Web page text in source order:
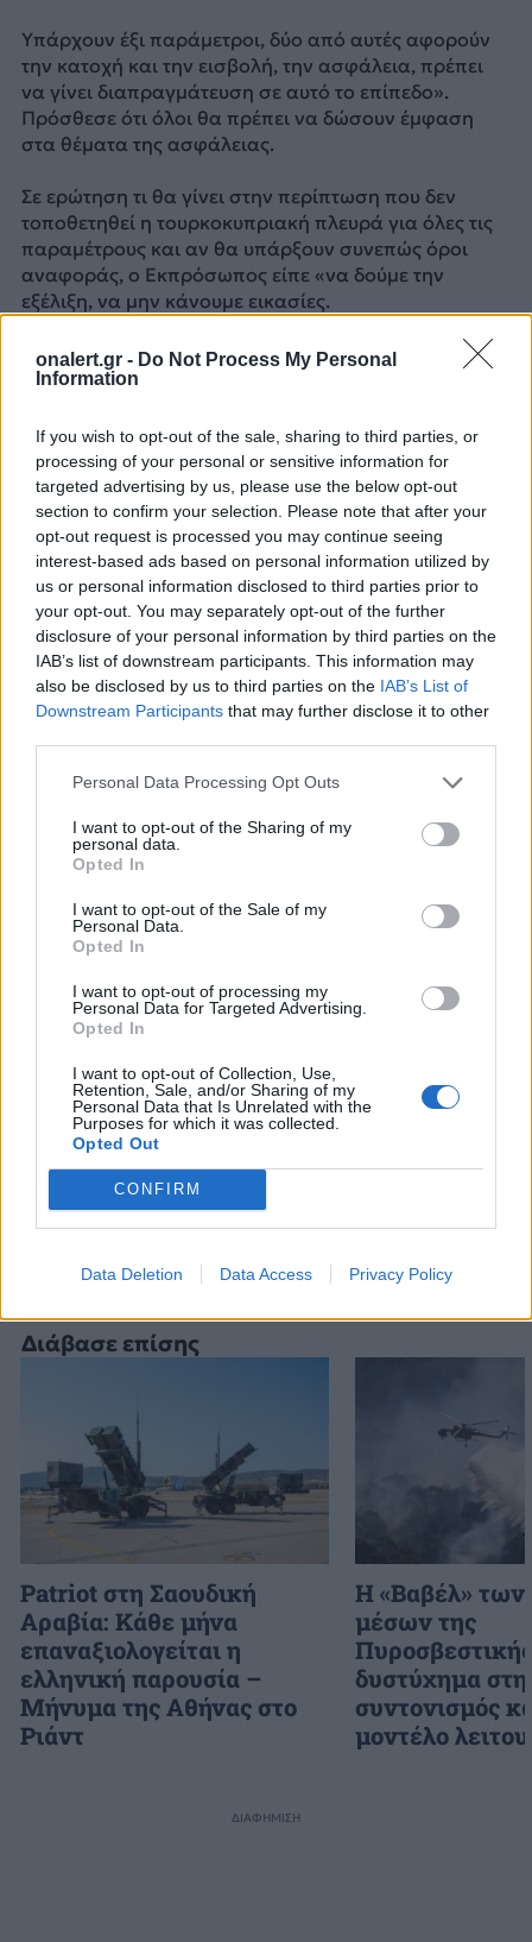
onalert.gr - Do Not Process My Personal
Information
If you wish to opt-out of the sale, sharing to third parties, or
processing of your personal or sensitive information for
targeted advertising by us, please use the below opt-out
section to confirm your selection. Please note that after your
opt-out request is processed you may continue seeing
interest-based ads based on personal information utilized by
us or personal information disclosed to third parties prior to
your opt-out. You may separately opt-out of the further
disclosure of your personal information by third parties on the
IAB’s list of downstream participants. This information may
also be disclosed by us to third parties on the IAB’s List of
Downstream Participants that may further disclose it to other
Personal Data Processing Opt Outs
I want to opt-out of the Sharing of my
personal data.
Opted In
I want to opt-out of the Sale of my
Personal Data.
Opted In
I want to opt-out of processing my
Personal Data for Targeted Advertising.
Opted In
I want to opt-out of Collection, Use,
Retention, Sale, and/or Sharing of my
Personal Data that Is Unrelated with the
Purposes for which it was collected.
Opted Out
CONFIRM
Data Deletion Data Access Privacy Policy
Διάβασε επίσης
Patriot στη Σαουδική
Αραβία: Κάθε μήνα
επαναξιολογείται η
ελληνική παρουσία –
Μήνυμα της Αθήνας στο
Ριάντ
H «Βαβέλ»
μέσων της
δυστύχημα
συντονισμός
μοντέλο
Υπάρχουν έξι παράμετροι, δύο από αυτές αφορούν
την κατοχή και την εισβολή, την ασφάλεια, πρέπει
να γίνει διαπραγμάτευση σε αυτό το επίπεδο».
Πρόσθεσε ότι όλοι θα πρέπει να δώσουν έμφαση
στα θέματα της ασφάλειας.
Σε ερώτηση τι θα γίνει στην περίπτωση που δεν
τοποθετηθεί η τουρκοκυπριακή πλευρά για όλες τις
παραμέτρους και αν θα υπάρξουν συνεπώς όροι
αναφοράς, ο Εκπρόσωπος είπε «να δούμε την
εξέλιξη, να μην κάνουμε εικασίες.
Είναι γεγονός ότι ο ΓΓ ζήτησε να συμφωνηθούν όροι
αναφοράς που θα οδηγήσουν στην επανέναρξη των
κατατοπιστικό για το τι πρέπει να γίνει».
Εξάλλου, ερωτηθείς αν ο Πρόεδρος της Δημοκρατίας
θα αναπέμψει τον εκλογικό νόμο, ο Εκπρόσωπος
είπε ότι «αυτός ο νόμος μελετάται σε συνεργασία του
Προέδρου με τον Υπουργό Εσωτερικών, ώστε να
ληφθεί κάποια απόφαση».
Πηγή: philenews
ΔΙΑΦΗΜΙΣΗ
Ακολουθήστε το onalert.gr στοGoogle
Newsκαι μάθετε πρώτοι όλες τις ειδήσεις
για την άμυνα.
ΕΘΝΙΚΗ ΑΣΦΑΛΕΙΑ ΕΘΝΙΚΗ ΦΡΟΥΡΑ ΚΥΠΡΟΣ
ΔΙΑΦΗΜΙΣΗ